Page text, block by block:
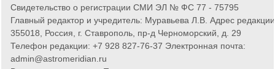
Свидетельство о регистрации СМИ ЭЛ № ФС 77 - 75795
Главный редактор и учредитель: Муравьева Л.В. Адрес
355018, Россия, г. Ставрополь, пр-д Черноморский, д. 29
Телефон редакции: +7 928 827-76-37 Электронная почта:
admin@astromeridian.ru